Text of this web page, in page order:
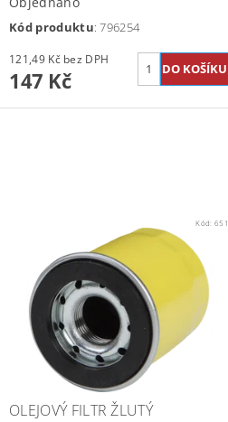
Kód produktu: 796254
121,49 Kč bez DPH
147 Kč
Kód:651
OLEJOVÝ FILTR ŽLUTÝ